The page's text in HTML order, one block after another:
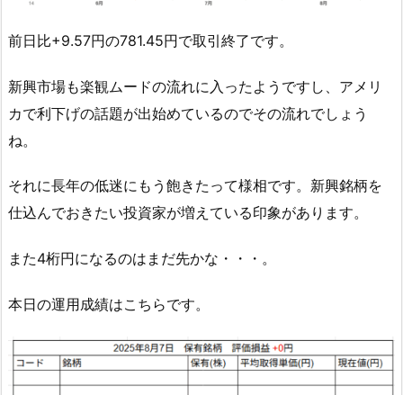
前日比+9.57円の781.45円で取引終了です。
新興市場も楽観ムードの流れに入ったようですし、アメリ
カで利下げの話題が出始めているのでその流れでしょう
ね。
それに長年の低迷にもう飽きたって様相です。新興銘柄を
仕込んでおきたい投資家が増えている印象があります。
また4桁円になるのはまだ先かな・・・。
本日の運用成績はこちらです。